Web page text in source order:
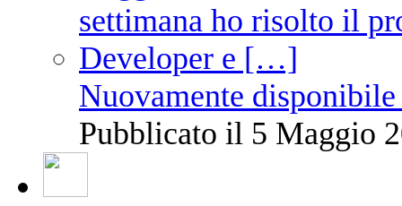
Nuovamente
Pubblicato il 5 Maggio